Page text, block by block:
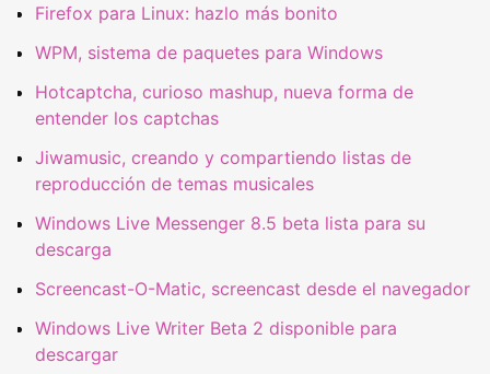
Firefox para Linux: hazlo más bonito
WPM, sistema de paquetes para Windows
Hotcaptcha, curioso mashup, nueva forma de
entender los captchas
Jiwamusic, creando y compartiendo listas de
reproducción de temas musicales
Windows Live Messenger 8.5 beta lista para su
descarga
Screencast-O-Matic, screencast desde el navegador
Windows Live Writer Beta 2 disponible para
descargar